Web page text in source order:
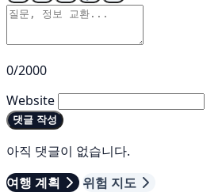
0/2000
Website
댓글 작성
아직 댓글이 없습니다.
여행 계획
위험 지도